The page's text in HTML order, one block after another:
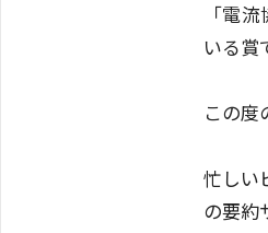
「電
いる賞
この度
忙しい
の要約